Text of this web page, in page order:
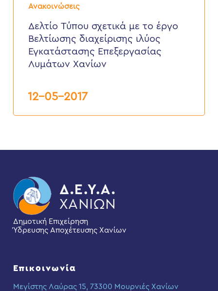
Ανακοινώσεις
Τύπου
έργο
Βελτίωσης
διαχείρισης
ιλύος
Λυμάτων
Χανίων
Δελτίο Τύπου σχετικά με το έργο
Βελτίωσης διαχείρισης ιλύος
Εγκατάστασης Επεξεργασίας
Λυμάτων Χανίων
12-05-2017
Δημοτική Επιχείρηση
Ύδρευσης Αποχέτευσης Χανίων
Επικοινωνία
Μεγίστης Λαύρας 15, 73300 Μουρνιές Χανίων